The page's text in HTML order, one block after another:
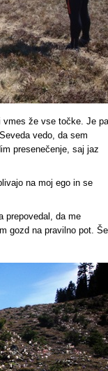
vmes že vse točke. Je pa
vedo, da sem
presenečenje, saj jaz
na moj ego in se
prepovedal, da me
gozd na pravilno pot. Še